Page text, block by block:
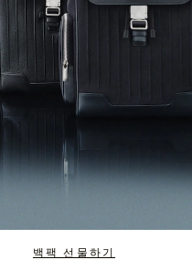
백팩 선물하기